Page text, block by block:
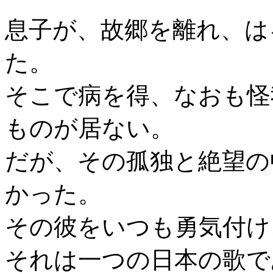
息子が、故郷を離れ、
た。
そこで病を得、なおも
ものが居ない。
だが、その孤独と絶望
かった。
その彼をいつも勇気付
それは一つの日本の歌